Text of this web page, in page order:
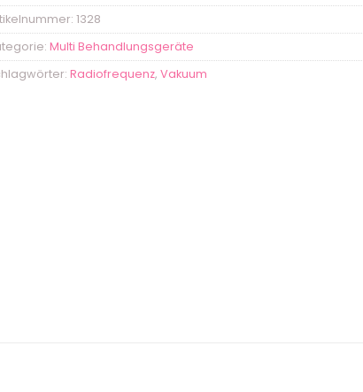
1328
Multi Behandlungsgeräte
Radiofrequenz, Vakuum